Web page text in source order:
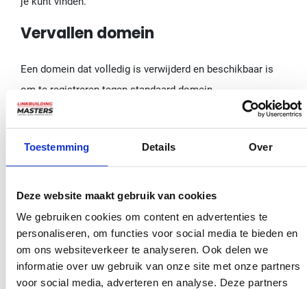
Toestemming Details Over
Deze website maakt gebruik van cookies
We gebruiken cookies om content en advertenties te
personaliseren, om functies voor social media te bieden en
om ons websiteverkeer te analyseren. Ook delen we
informatie over uw gebruik van onze site met onze partners
voor social media, adverteren en analyse. Deze partners
Vervallen domein
Een domein dat volledig is verwijderd en beschikbaar is
om te registreren tegen standaard domein
registratiekosten. Deze zijn meestal zwakker en duren
maanden tot ze de moeite waard zijn om te koppelen.
Verlopen domein
Dit is een domein dat de vervaldatum heeft bereikt maar
door de registreerder wordt vastgehouden voor veiling of
verkoop. Deze domeinen behouden hun leeftijd, d.w.z. als
de vorige eigenaar het 5 jaar geleden heeft geregistreerd,
blijft het een domein dat 5 jaar is geregistreerd. Ons